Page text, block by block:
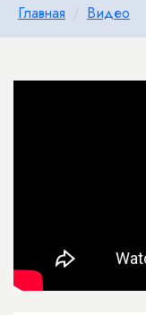
Главная Видео